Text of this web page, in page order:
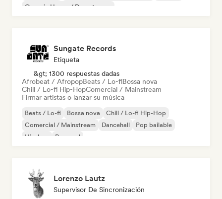
Organic House / Downtempo
Sungate Records
Etiqueta
&gt; 1300 respuestas dadas
Afrobeat / AfropopBeats / Lo-fiBossa nova
Chill / Lo-fi Hip-HopComercial / Mainstream
Firmar artistas o lanzar su música
Beats / Lo-fi Bossa nova
Chill / Lo-fi Hip-Hop
Comercial / Mainstream
Dancehall
Pop bailable
Hip-hop
Pop soul
Lorenzo Lautz
Supervisor De Sincronización